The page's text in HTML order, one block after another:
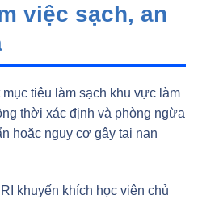
việc sạch, an
tiêu làm sạch khu vực làm
thời xác định và phòng ngừa
hoặc nguy cơ gây tai nạn
khuyến khích học viên chủ